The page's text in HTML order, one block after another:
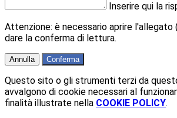
Inserire qui la
Attenzione: è necessario aprire l'allegato
dare la conferma di lettura.
Annulla Conferma
Questo sito o gli strumenti terzi da
avvalgono di cookie necessari al
finalità illustrate nella COOKIE POLICY.